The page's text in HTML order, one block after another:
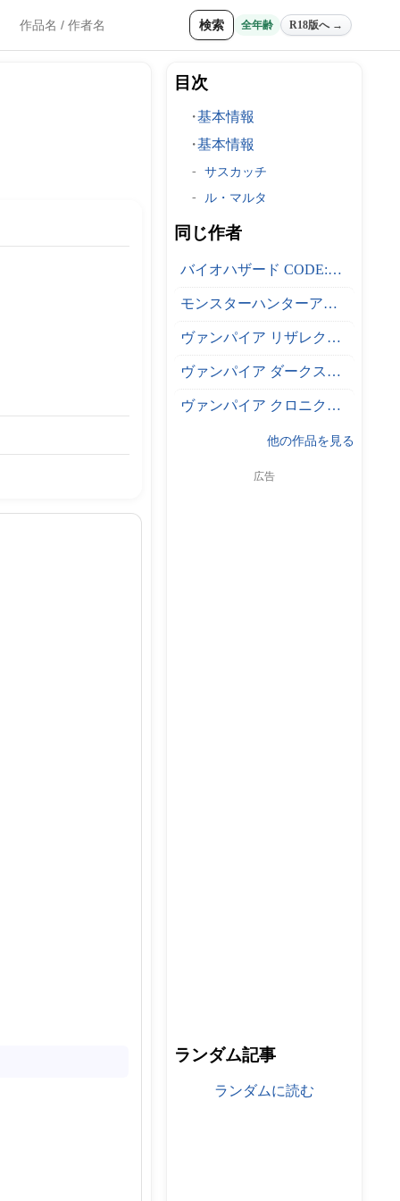
検索 全年齢 R18版へ →
目次
基本情報
基本情報
サスカッチ
ル・マルタ
同じ作者
バイオハザード CODE:Veronica
モンスターハンターアウトランダーズ
ヴァンパイア リザレクション
ヴァンパイア ダークストーカーズコレウション
ヴァンパイア クロニクル ザ カオスタワー
他の作品を見る
広告
ランダム記事
ランダムに読む